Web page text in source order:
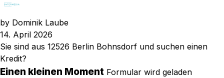
by Dominik Laube
14. April 2026
Sie sind aus 12526 Berlin Bohnsdorf und suchen einen
Kredit?
Einen kleinen Moment Formular wird geladen